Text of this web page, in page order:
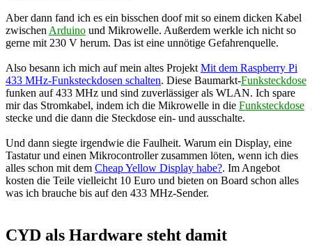
Aber dann fand ich es ein bisschen doof mit so einem dicken Kabel
zwischen Arduino und Mikrowelle. Außerdem werkle ich nicht so
gerne mit 230 V herum. Das ist eine unnötige Gefahrenquelle.
Also besann ich mich auf mein altes Projekt Mit dem Raspberry Pi
433 MHz-Funksteckdosen schalten. Diese Baumarkt-Funksteckdose
funken auf 433 MHz und sind zuverlässiger als WLAN. Ich spare
mir das Stromkabel, indem ich die Mikrowelle in die Funksteckdose
stecke und die dann die Steckdose ein- und ausschalte.
Und dann siegte irgendwie die Faulheit. Warum ein Display, eine
Tastatur und einen Mikrocontroller zusammen löten, wenn ich dies
alles schon mit dem Cheap Yellow Display habe?. Im Angebot
kosten die Teile vielleicht 10 Euro und bieten on Board schon alles
was ich brauche bis auf den 433 MHz-Sender.
CYD als Hardware steht damit